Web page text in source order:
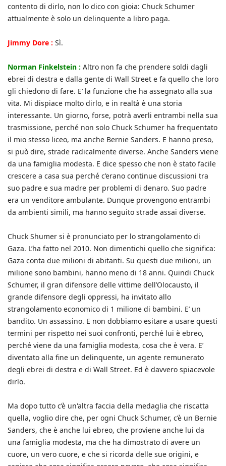
contento di dirlo, non lo dico con gioia: Chuck Schumer
attualmente è solo un delinquente a libro paga.
Jimmy Dore : Sì.
Norman Finkelstein : Altro non fa che prendere soldi dagli
ebrei di destra e dalla gente di Wall Street e fa quello che loro
gli chiedono di fare. E’ la funzione che ha assegnato alla sua
vita. Mi dispiace molto dirlo, e in realtà è una storia
interessante. Un giorno, forse, potrà averli entrambi nella sua
trasmissione, perché non solo Chuck Schumer ha frequentato
il mio stesso liceo, ma anche Bernie Sanders. E hanno preso,
si può dire, strade radicalmente diverse. Anche Sanders viene
da una famiglia modesta. E dice spesso che non è stato facile
crescere a casa sua perché c’erano continue discussioni tra
suo padre e sua madre per problemi di denaro. Suo padre
era un venditore ambulante. Dunque provengono entrambi
da ambienti simili, ma hanno seguito strade assai diverse.
Chuck Shumer si è pronunciato per lo strangolamento di
Gaza. L’ha fatto nel 2010. Non dimentichi quello che significa:
Gaza conta due milioni di abitanti. Su questi due milioni, un
milione sono bambini, hanno meno di 18 anni. Quindi Chuck
Schumer, il gran difensore delle vittime dell’Olocausto, il
grande difensore degli oppressi, ha invitato allo
strangolamento economico di 1 milione di bambini. E’ un
bandito. Un assassino. E non dobbiamo esitare a usare questi
termini per rispetto nei suoi confronti, perché lui è ebreo,
perché viene da una famiglia modesta, cosa che è vera. E’
diventato alla fine un delinquente, un agente remunerato
degli ebrei di destra e di Wall Street. Ed è davvero spiacevole
dirlo.
Ma dopo tutto c’è un'altra faccia della medaglia che riscatta
quella, voglio dire che, per ogni Chuck Schumer, c’è un Bernie
Sanders, che è anche lui ebreo, che proviene anche lui da
una famiglia modesta, ma che ha dimostrato di avere un
cuore, un vero cuore, e che si ricorda delle sue origini, e